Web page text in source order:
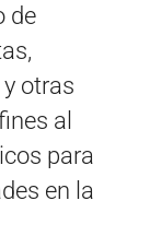
de
otras
al
para
en la